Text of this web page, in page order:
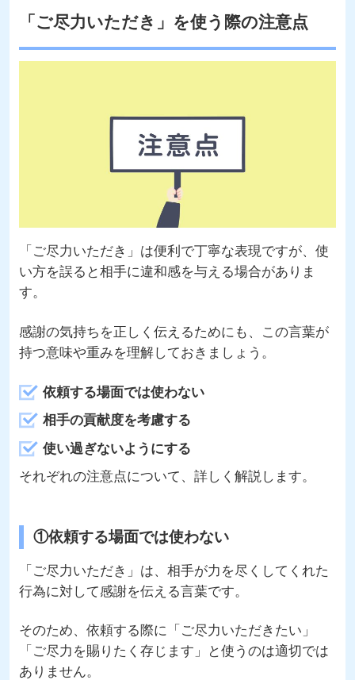
「ご尽力いただき」を使う際の注意点
「ご尽力いただき」は便利で丁寧な表現ですが、使
い方を誤ると相手に違和感を与える場合がありま
す。
感謝の気持ちを正しく伝えるためにも、この言葉が
持つ意味や重みを理解しておきましょう。
依頼する場面では使わない
相手の貢献度を考慮する
使い過ぎないようにする
それぞれの注意点について、詳しく解説します。
①依頼する場面では使わない
「ご尽力いただき」は、相手が力を尽くしてくれた
行為に対して感謝を伝える言葉です。
そのため、依頼する際に「ご尽力いただきたい」
「ご尽力を賜りたく存じます」と使うのは適切では
ありません。